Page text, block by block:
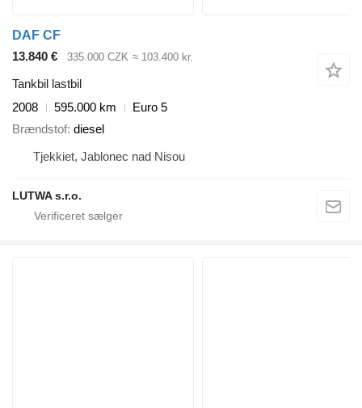
DAF CF
13.840 €
335.000 CZK ≈ 103.400 kr.
Tankbil lastbil
2008
595.000 km
Euro 5
Brændstof diesel
Tjekkiet, Jablonec nad Nisou
LUTWA s.r.o.